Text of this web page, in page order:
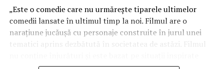
simte enorm.
Un alt avantaj greu de ignorat e rezistența naturală la
coroziune. Aluminiul formează un strat subțire de oxid
nevoie de vopsea sau tratamente suplimentare. Într-un
„Este o comedie care nu urmărește tiparele ultimelor
comedii lansate în ultimul timp la noi. Filmul are o
narațiune jucăușă cu personaje construite în jurul unei
tematici aprins dezbătută în societatea de astăzi. Filmul